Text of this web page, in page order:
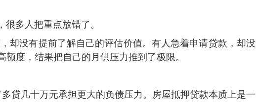
多人把重点放错了。
却没有提前了解自己的评估价值。有人急着申请贷款，却没
度，结果把自己的月供压力推到了极限。
贷几十万元承担更大的负债压力。房屋抵押贷款本质上是一